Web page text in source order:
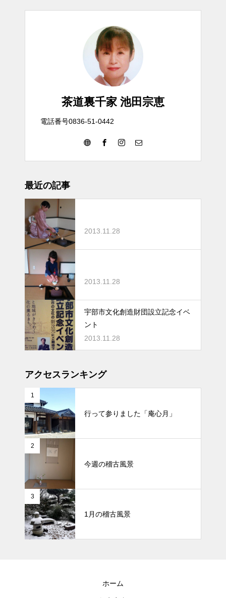
茶道裏千家 池田宗恵
電話番号0836-51-0442
最近の記事
2013.11.28
2013.11.28
宇部市文化創造財団設立記念イベ
ント
2013.11.28
アクセスランキング
1
行って参りました「庵心月」
2
今週の稽古風景
3
1月の稽古風景
ホーム